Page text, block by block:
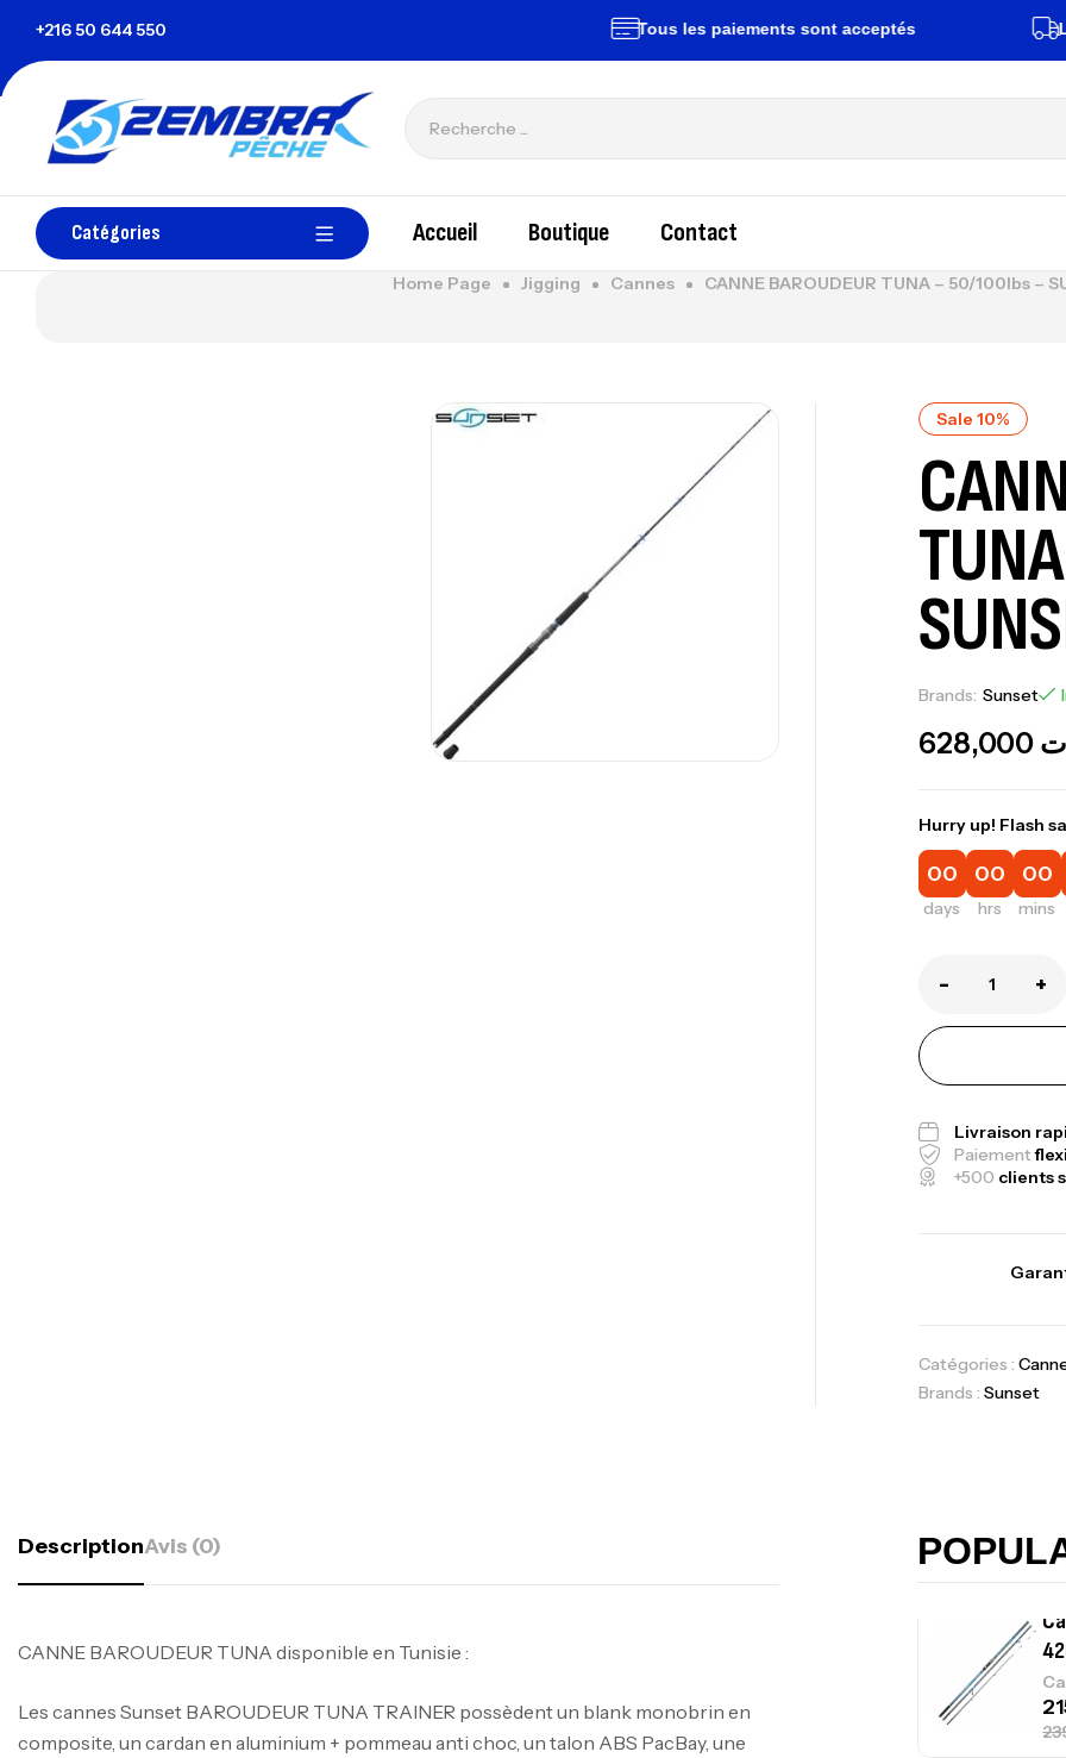
+216 50 644 550 Tous les paiements sont acceptés
Catégories Accueil Boutique Contact
Home Page Jigging Cannes CANNE BAROUDEUR TUNA – 50/100lbs –
Sale 10%
Brands: Sunset
628,000
Hurry up! Flash
00
days
00
hrs
00
mins
- +
Livraison
Paiement
+500 clients
Catégories :
Brands : Sunset
DescriptionAvis (0)
CANNE BAROUDEUR TUNA disponible en Tunisie :
Les cannes Sunset BAROUDEUR TUNA TRAINER possèdent un blank monobrin en
composite, un cardan en aluminium + pommeau anti choc, un talon ABS PacBay, une
–